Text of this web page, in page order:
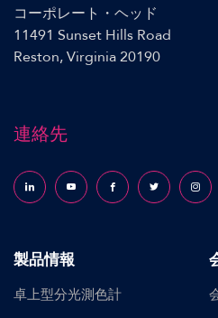
コーポレート・ヘッド
11491 Sunset Hills Road
Reston, Virginia 20190
連絡先
Follow us on LinkedInFollow us on YouTubeFollow us on Facebook
Follow us on
製品情報
卓上型分光測色計